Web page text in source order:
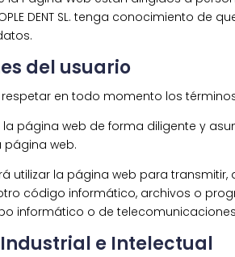
DENT SL. tenga conocimiento
del usuario
respetar en todo momento los
la página web de forma diligente y
página web.
utilizar la página web para
código informático, archivos o
informático o de
e Intelectual